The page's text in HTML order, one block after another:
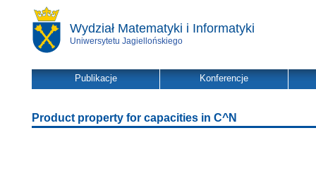
Wydział Matematyki i Informatyki
Uniwersytetu Jagiellońskiego
Publikacje Konferencje
Product property for capacities in C^N